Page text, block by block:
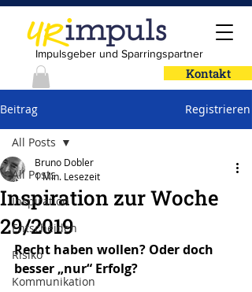
Impulsgeber und Sparringspartner
Kontakt
Beitrag Registrieren
All Posts
Inspiration
Entscheiden
Risiko
Kommunikation
All Posts
Inspiration zur Woche
29/2019
Bruno Dobler
1 Min. Lesezeit
Recht haben wollen? Oder doch
besser „nur“ Erfolg?